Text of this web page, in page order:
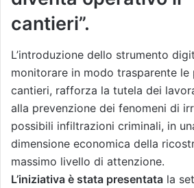
cantieri”.
L’introduzione dello strumento
monitorare in modo trasparente le
cantieri, rafforza la tutela dei
alla prevenzione dei fenomeni di
possibili infiltrazioni criminali, in
dimensione economica della
massimo livello di attenzione.
L’iniziativa è stata presentata la